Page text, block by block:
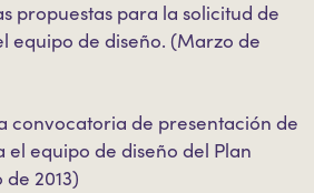
propuestas para la solicitud de
equipo de diseño. (Marzo de
convocatoria de presentación de
equipo de diseño del Plan
2013)